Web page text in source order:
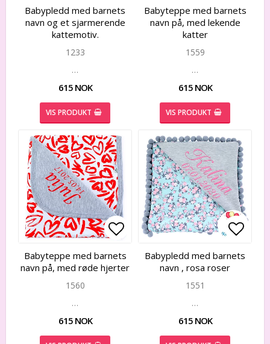
Add to list of favorites
Add to list of favorites
Babypledd med barnets
navn og et sjarmerende
kattemotiv.
1233
…
615 NOK
VIS PRODUKT
Add
Add
Babyteppe med barnets
navn på, med lekende
katter
1559
…
615 NOK
VIS PRODUKT
Add to list of favorites
Add to list of favorites
Babyteppe med barnets
navn på, med røde hjerter
1560
…
615 NOK
Add
Add
Babypledd med barnets
navn , rosa roser
1551
…
615 NOK